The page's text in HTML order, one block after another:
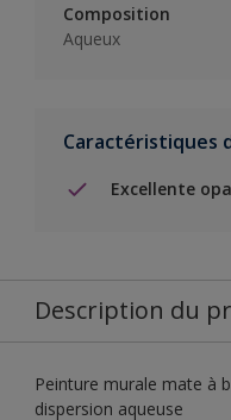
Composition
Aqueux
Caractéristiques
Excellente
Description du
Peinture murale mate à
dispersion aqueuse